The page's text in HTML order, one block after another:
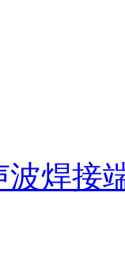
波焊接